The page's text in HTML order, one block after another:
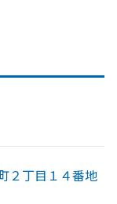
２丁目１４番地